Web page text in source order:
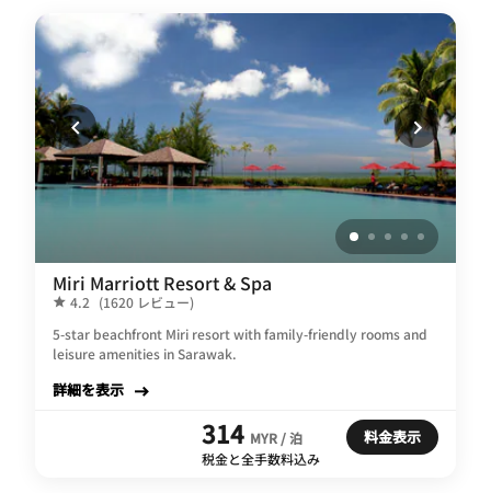
Miri Marriott Resort & Spa
4.2 (1620 レビュー)
5-star beachfront Miri resort with family-friendly rooms and
leisure amenities in Sarawak.
詳細を表示
314 MYR / 泊
税金と全手数料込み
料金表示